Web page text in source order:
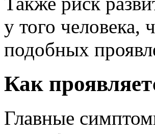
у того человека,
подобных
Как
Главные